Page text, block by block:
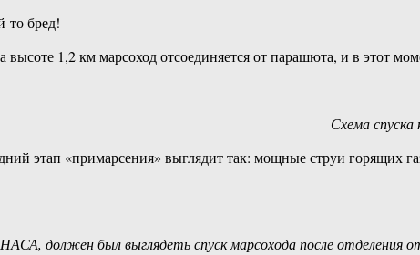
то бред!
1,2 км марсоход отсоединяется от парашюта, и в этот
Схема
этап «примарсения» выглядит так: мощные струи горящих
должен был выглядеть спуск марсохода после